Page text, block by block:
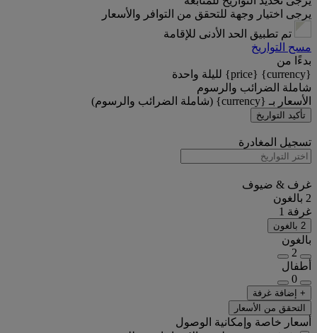
يرجى اختيار وجهة للتحقق من التوافر والأسعار
تم تطبيق الحد الأدنى للإقامة
مسح التواريخ
بدءًا من
{currency} {price} لليلة واحدة
شاملة الضرائب والرسوم
الأسعار بـ {currency} (شاملة الضرائب والرسوم)
تأكيد التواريخ
تسجيل المغادرة
غرف & ضيوف
2 بالغون
غرفة 1
2 بالغون
بالغون
2
أطفال
0
+ إضافة غرفة
التحقق من الأسعار
أسعار خاصة وإمكانية الوصول